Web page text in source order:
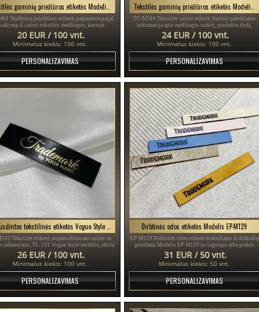
Skalbinių priežiūros etiketė, pagaminta pagal
iš satino tekstilės medžiagos, kurioje
pateikiama informacija apie medžiagos sudėtį,
simbolius, dydį ir QR kodą.
20 EUR / 100 vnt.
Minimalus kiekis: 100 vnt.
PERSONALIZAVIMAS
TC-M184 Tekstilės satino etiketė, kurioje pateikiama
informacija apie medžiagos sudėtį, produkto dydį,
skalbimo, priežiūros ir priežiūros simbolius.
24 EUR / 100 vnt.
Minimalus kiekis: 100 vnt.
PERSONALIZAVIMAS
Spausdintos tekstilinės etiketės Vogue Style Modelis TL-M131
Tekstilės etiketė, atspausdinta ant satino su
rašmenimis, TL-131 Vogue Style modelis, skirta
įvairiems drabužiams ir aksesuarams.
26 EUR / 100 vnt.
Minimalus kiekis: 100 vnt.
PERSONALIZAVIMAS
Dirbtinės odos etiketės Modelis EP-M129
EP-M129 Dirbtinės odos etiketė drabužiams ar drabužių
priedams Modelis EP-M129 su logotipu arba prekės
ženklu.
31 EUR / 50 vnt.
Minimalus kiekis: 50 vnt.
PERSONALIZAVIMAS